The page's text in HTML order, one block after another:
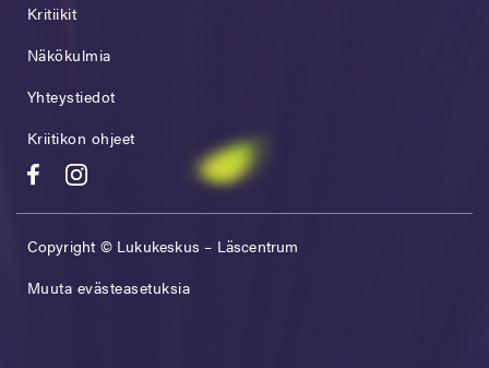
Kritiikit
Näkökulmia
Yhteystiedot
Kriitikon ohjeet
Copyright © Lukukeskus – Läscentrum
Muuta evästeasetuksia